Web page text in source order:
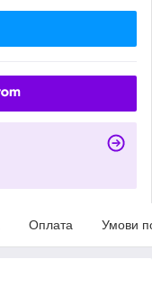
Оплата Умови